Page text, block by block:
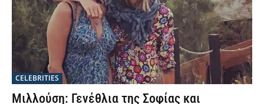
CELEBRITIES
Μιλλούση: Γενέθλια της Σοφίας και